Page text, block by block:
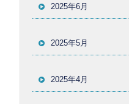
2025年6月
2025年5月
2025年4月